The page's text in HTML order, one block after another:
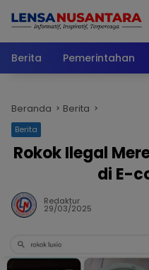
Berita
Pemerintahan
Beranda Berita
Berita
Rokok Ilegal
di E-
Redaktur
29/03/2025